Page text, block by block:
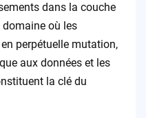
dans la couche
où les
perpétuelle mutation,
aux données et les
la clé du